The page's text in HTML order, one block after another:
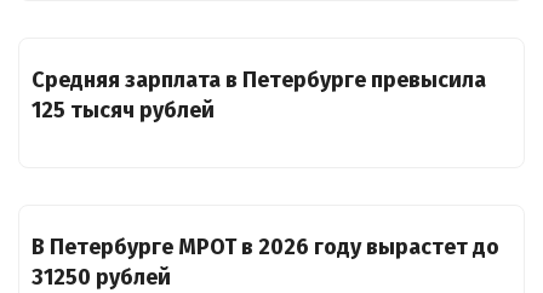
Средняя зарплата в Петербурге превысила
125 тысяч рублей
В Петербурге МРОТ в 2026 году вырастет до
31250 рублей